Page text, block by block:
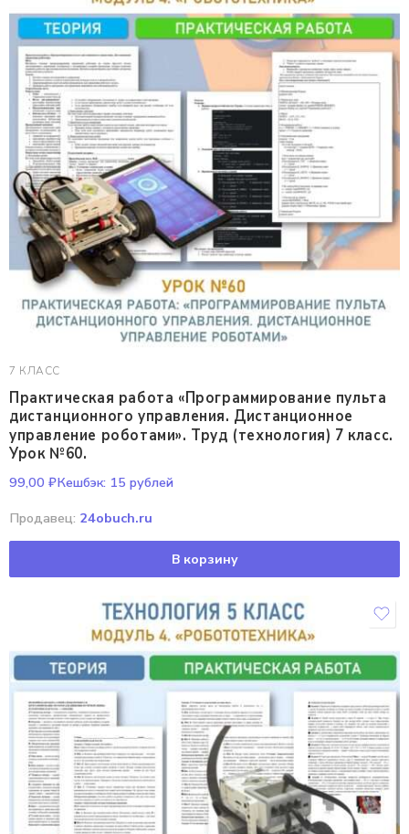
7 КЛАСС
Практическая работа «Программирование пульта
дистанционного управления. Дистанционное
управление роботами». Труд (технология) 7 класс.
Урок №60.
99,00 ₽Кешбэк: 15 рублей
Продавец: 24obuch.ru
В корзину